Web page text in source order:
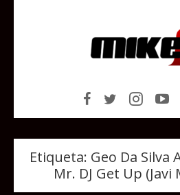
Etiqueta: Geo Da Silva
Mr. DJ Get Up (Javi